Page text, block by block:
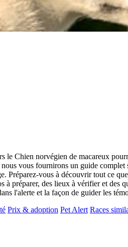
Chien norvégien de macareux
vous fournirons un guide
vous à découvrir tout ce
préparer, des lieux à vérifier et
l'alerte et la façon de guider les
Prix & adoption Pet Alert Races